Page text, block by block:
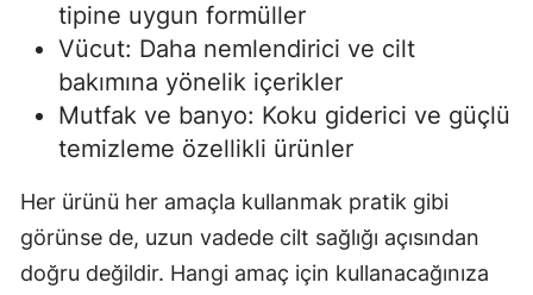
tipine uygun formüller
Vücut: Daha nemlendirici ve cilt
bakımına yönelik içerikler
Mutfak ve banyo: Koku giderici ve güçlü
temizleme özellikli ürünler
Her ürünü her amaçla kullanmak pratik gibi
görünse de, uzun vadede cilt sağlığı açısından
doğru değildir. Hangi amaç için kullanacağınıza